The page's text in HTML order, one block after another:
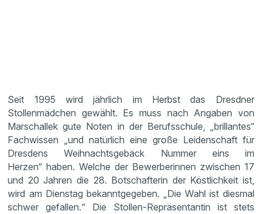
Seit 1995 wird jährlich im Herbst das Dresdner
Stollenmädchen gewählt. Es muss nach Angaben von
Marschallek gute Noten in der Berufsschule, „brillantes“
Fachwissen „und natürlich eine große Leidenschaft für
Dresdens Weihnachtsgebäck Nummer eins im
Herzen“ haben. Welche der Bewerberinnen zwischen 17
und 20 Jahren die 28. Botschafterin der Köstlichkeit ist,
wird am Dienstag bekanntgegeben. „Die Wahl ist diesmal
schwer gefallen.“ Die Stollen-Repräsentantin ist stets